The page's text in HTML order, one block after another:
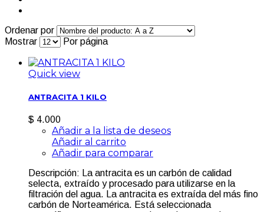
Ordenar por
Mostrar
Por página
Quick view
ANTRACITA 1 KILO
$ 4.000
Añadir a la lista de deseos
Añadir al carrito
Añadir para comparar
Descripción: La antracita es un carbón de calidad
selecta, extraído y procesado para utilizarse en la
filtración del agua. La antracita es extraída del más fino
carbón de Norteamérica. Está seleccionada